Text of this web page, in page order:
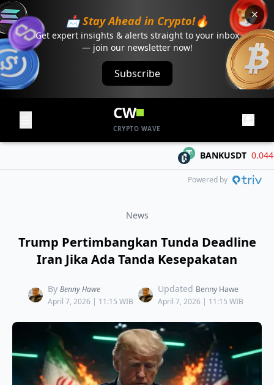
📩 Stay Ahead in Crypto!🔥
Get expert insights & alerts straight to your inbox
— join our newsletter now!
Subscribe
CW
CRYPTO WAVE
BANKUSDT 0.04468
Powered by
News
Trump Pertimbangkan Tunda Deadline
Iran Jika Ada Tanda Kesepakatan
By Benny Hawe
April 7, 2026 | 11:15 WIB
Updated Benny Hawe
April 7, 2026 | 11:15 WIB